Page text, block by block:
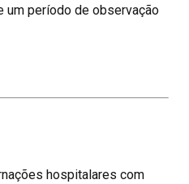
período de observação
hospitalares com